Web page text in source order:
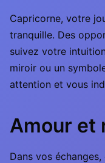
Capricorne, votre
tranquille. Des
suivez votre
miroir ou un
attention et vous
Amour et
Dans vos